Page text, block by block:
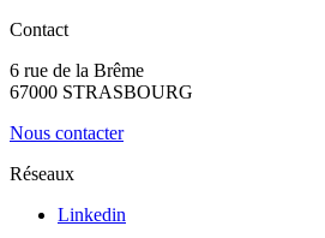
Contact
6 rue de la Brême
67000 STRASBOURG
Nous contacter
Réseaux
Linkedin